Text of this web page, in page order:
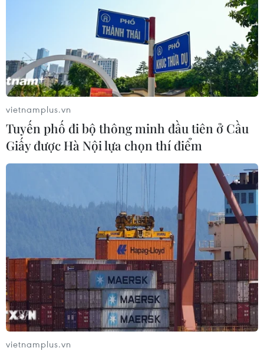
Nguy cơ tử vong ở thai phụ da màu tại Mỹ
tăng cao trong đại dịch
24/02/2022 05:59
Theo báo cáo, nguy cơ tử vong trong khi mang thai
hoặc ngay sau khi mang thai ở phụ nữ da màu tại nước
này cao hơn gần 3 lần so với phụ nữ da trắng.
vietnamplus.vn
Tuyến phố đi bộ thông minh đầu tiên ở Cầu
Giấy được Hà Nội lựa chọn thí điểm
vietnamplus.vn